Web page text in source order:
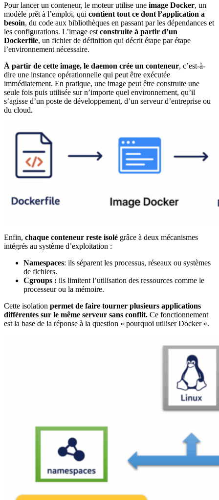
Pour lancer un conteneur, le moteur utilise une image Docker, un
modèle prêt à l’emploi, qui contient tout ce dont l’application a
besoin, du code aux bibliothèques en passant par les dépendances et
les configurations. L’image est construite à partir d’un
Dockerfile, un fichier de définition qui décrit étape par étape
l’environnement nécessaire.
À partir de cette image, le daemon crée un conteneur, c’est-à-
dire une instance opérationnelle qui peut être exécutée
immédiatement. En pratique, une image peut être construite une
seule fois puis utilisée sur n’importe quel environnement, qu’il
s’agisse d’un poste de développement, d’un serveur d’entreprise ou
du cloud.
Enfin, chaque conteneur reste isolé grâce à deux mécanismes
intégrés au système d’exploitation :
Namespaces: ils séparent les processus, réseaux ou systèmes
de fichiers.
Cgroups : ils limitent l’utilisation des ressources comme le
processeur ou la mémoire.
Cette isolation permet de faire tourner plusieurs applications
différentes sur le même serveur sans conflit. Ce fonctionnement
est la base de la réponse à la question « pourquoi utiliser Docker ».